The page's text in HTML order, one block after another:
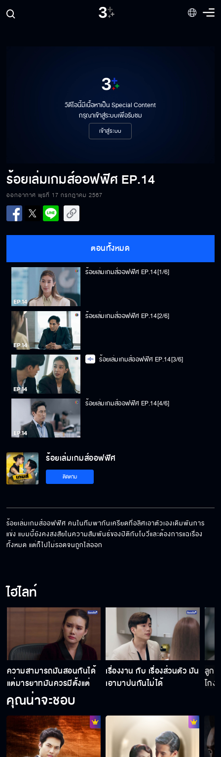
วิดีโอนี้มีเนื้อหาเป็น Special Content
กรุณาเข้าสู่ระบบเพื่อรับชม
เข้าสู่ระบบ
ร้อยเล่มเกมส์ออฟฟิศ EP.14
ออกอากาศ พุธที่ 17 กรกฎาคม 2567
ตอนทั้งหมด
ร้อยเล่มเกมส์ออฟฟิศ EP.14[1/6]
ร้อยเล่มเกมส์ออฟฟิศ EP.14[2/6]
ร้อยเล่มเกมส์ออฟฟิศ EP.14[3/6]
ร้อยเล่มเกมส์ออฟฟิศ EP.14[4/6]
ร้อยเล่มเกมส์ออฟฟิศ
ติดตาม
ร้อยเล่มเกมส์ออฟฟิศ คนในทีมพากันเครียดที่อลิศเอาตัวเองเดิมพันการ
แข่ง แบมบี้ยังคงสงสัยในความสัมพันธ์ของปิติกับโบวี่และต้องการแฉเรื่อง
ทั้งหมด แต่ก็ไปไม่รอดจนถูกไล่ออก
ไฮไลท์
ความสามารถมันสอนกันได้
แต่มารยาทมันควรมีตั้งแต่
เกิด
เรื่องงาน กับ เรื่องส่วนตัว มัน
เอามาปนกันไม่ได้
ลูก
โกง
คุณน่าจะชอบ